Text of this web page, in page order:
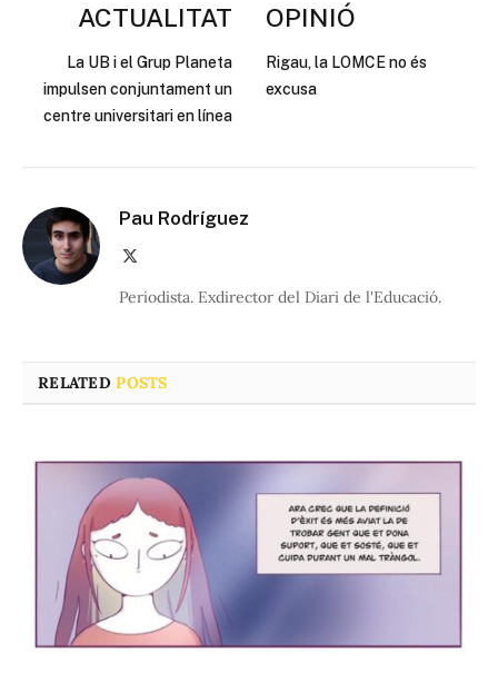
ACTUALITAT
La UB i el Grup Planeta
impulsen conjuntament un
centre universitari en línea
OPINIÓ
Rigau, la LOMCE no és
excusa
Pau Rodríguez
Periodista. Exdirector del Diari de l'Educació.
RELATEDPOSTS